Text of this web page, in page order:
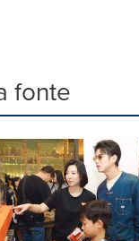
fonte